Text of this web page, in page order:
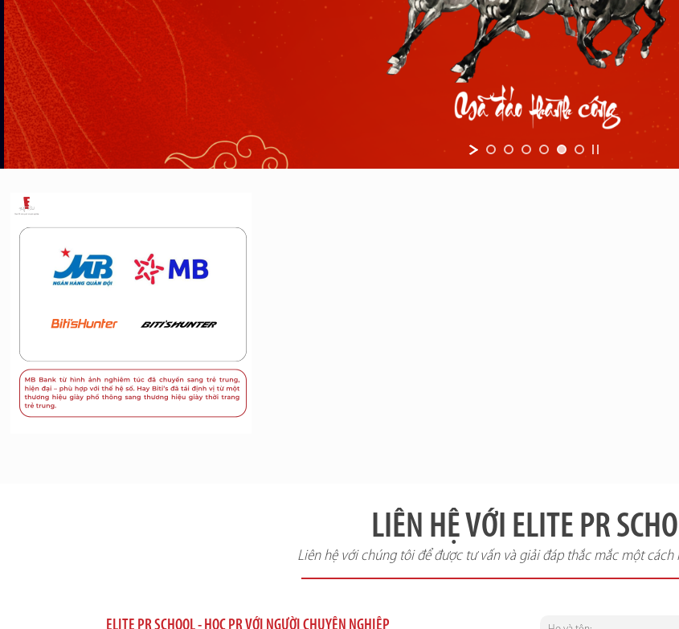
LIÊN HỆ VỚI ELITE PR
Liên hệ với chúng tôi để được tư vấn và giải đáp thắc mắc một
ELITE PR SCHOOL - HỌC PR VỚI NGƯỜI CHUYÊN NGHIỆP